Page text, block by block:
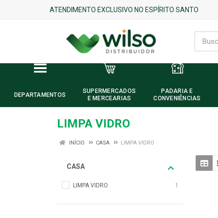
ATENDIMENTO EXCLUSIVO NO ESPÍRITO SANTO
DEPARTAMENTOS
SUPERMERCADOS
E MERCEARIAS
PADARIA E
CONVENIÊNCIAS
LIMPA VIDRO
INÍCIO CASA LIMPA VIDRO
CASA
LIMPA VIDRO 1